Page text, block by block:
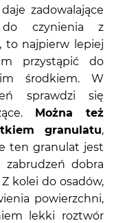
zadowalające
czynienia z
to najpierw lepiej
przystąpić do
środkiem. W
sprawdzi się
Można też
granulatu,
ten granulat jest
dobra
kolei do osadów,
powierzchni,
lekki roztwór